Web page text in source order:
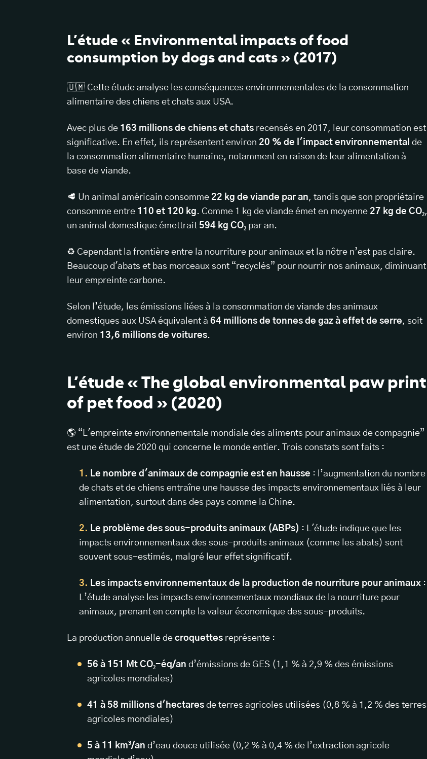
L’étude « Environmental impacts of food
consumption by dogs and cats » (2017)
🇺🇲 Cette étude analyse les conséquences environnementales de la consommation
alimentaire des chiens et chats aux USA.
Avec plus de 163 millions de chiens et chats recensés en 2017, leur consommation est
significative. En effet, ils représentent environ 20 % de l'impact environnemental de
la consommation alimentaire humaine, notamment en raison de leur alimentation à
base de viande.
🥩 Un animal américain consomme 22 kg de viande par an, tandis que son propriétaire
consomme entre 110 et 120 kg. Comme 1 kg de viande émet en moyenne 27 kg de CO₂,
un animal domestique émettrait 594 kg CO₂ par an.
♻️ Cependant la frontière entre la nourriture pour animaux et la nôtre n’est pas claire.
Beaucoup d'abats et bas morceaux sont “recyclés” pour nourrir nos animaux, diminuant
leur empreinte carbone.
Selon l’étude, les émissions liées à la consommation de viande des animaux
domestiques aux USA équivalent à 64 millions de tonnes de gaz à effet de serre, soit
environ 13,6 millions de voitures.
L’étude « The global environmental paw print
of pet food » (2020)
🌎 “L'empreinte environnementale mondiale des aliments pour animaux de compagnie”
est une étude de 2020 qui concerne le monde entier. Trois constats sont faits :
Le nombre d'animaux de compagnie est en hausse : l’augmentation du nombre
de chats et de chiens entraîne une hausse des impacts environnementaux liés à leur
alimentation, surtout dans des pays comme la Chine.
Le problème des sous-produits animaux (ABPs) : L'étude indique que les
impacts environnementaux des sous-produits animaux (comme les abats) sont
souvent sous-estimés, malgré leur effet significatif.
Les impacts environnementaux de la production de nourriture pour animaux :
L’étude analyse les impacts environnementaux mondiaux de la nourriture pour
animaux, prenant en compte la valeur économique des sous-produits.
La production annuelle de croquettes représente :
56 à 151 Mt CO₂-éq/an d’émissions de GES (1,1 % à 2,9 % des émissions
agricoles mondiales)
41 à 58 millions d'hectares de terres agricoles utilisées (0,8 % à 1,2 % des terres
agricoles mondiales)
5 à 11 km³/an d’eau douce utilisée (0,2 % à 0,4 % de l’extraction agricole